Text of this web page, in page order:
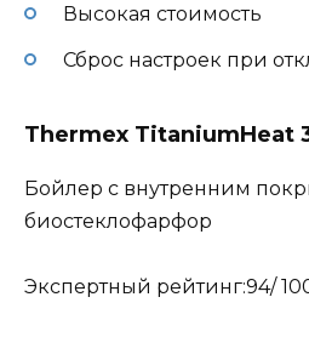
Высокая стоимость
Сброс настроек при
Thermex TitaniumHeat
Бойлер с внутренним
биостеклофарфор
Экспертный рейтинг:94/